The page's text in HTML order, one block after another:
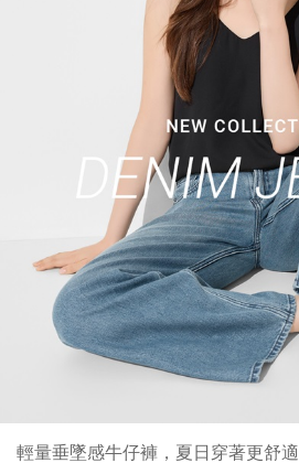
輕量垂墜感牛仔褲，夏日穿著更舒適